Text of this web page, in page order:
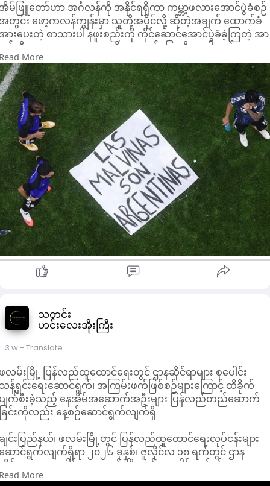
မ်ဖြူတော်ဟာ အင်္ဂလန်ကို အနိုင်ရရှိကာ ကမ္ဘာ့ဖလားအောင်ပွဲခံစဉ်
တွင်း ဖော့ကလန်ကျွန်းမှာ သူတို့အပိုင်လို့ ဆိုတဲ့အချက် ထောက်ခံ
ားပေးတဲ့ စာသားပါ နဖူးစည်းကို ကိုင်ဆောင်အောင်ပွဲခံခဲ့ကြတဲ့ အာ
ျင်တီးနားကစားသမားများကို ကာကွယ်ပြောဆိုလာပါတယ်။
ာဂျင်တီးနားဟာ ဘောလုံးပွဲတွင် နိုင်ငံရေးထုတ်ပြန်ကြေညာချက်
ြုလုပ်လာမှုနှင့်အတူ ယင်းအဖြစ်အပျက်အတွက် ဖီဖာရဲ့စုံစမ်း
စ်ဆေးခြင်းခံနေရပြီး အရေးယူခြင်းခံလာရဖို့ရှိနေပါတယ်။
စားသမားများရဲ့ လုပ်ရပ်မှားသလားလို့ မေးမြန်းလာချိန်မှာတော့
House Fifa အကြီးအကဲအင်ဒရူးဂူလီယန်နီက အာဂျင်တီးနား
သင်းအနေဖြင့် အမေရိကန်တွင် ယင်းသို့ ကြေညာချက်မျိုး ထုတ်
ြန်တာ လုပ်ပိုင်ခွင့် ရှိကြောင်း ပြောကြားလာတာပါ။
ဖက်တွင် ဒေါင်းနင်းလမ်းက ဖီဖာရဲ့ ယင်းအဖြစ်အပျက်အား စုံစမ်း
စ်ဆေးမှု ပြုလုပ်ရေး တောင်းဆိုနေချိန်တွင် အိမ်ဖြူတော်က
င်းသို့ ပြောဆိုလာမှုနှင့်အတူ ယင်းအဖြစ်အပျက်နှင့်ပတ်သက်ပြီး
ောက်ထပ် ပွတ်တိုက်မှု ရှိလာနိုင်ပြီ ဖြစ်ပါတယ်။
ော့ကလန်ကျွန်းမှာ အတ္တလန္တိတ်သမုဒ္ဒရာ အနောက်တောင်ပိုင်းတွင်
ည်ရှိပြီး ဗြိတိန်နှင့် အာဂျင်တီးနားအကြား ပိုင်ဆိုင်မှု အငြင်းပွား
ြင်းခံနေရတဲ့ကျွန်းပါ။
ော့ကလန်ကျွန်းနှင့်ပတ်သက်ပြီး အာဂျင်တီးနားနှင့် အင်္ဂလန်တို့
၉၈၂ ခုနှစ်တုန်းက ၇၄ ရက်တိုင်တိုင် စစ်ပွဲဆင်နွဲခဲ့ပြီး အင်္ဂလန်က
နိုင်ရရှိခဲ့ပါတယ်။
ါ့အပြင် ၂၀၁၃ ခုနှစ်တုန်းက ဖော့ကလန်ကျွန်းပြည်သူများအနေဖြင့်
ေးချယ်မှု ပြုလုပ်ရာတွင် မဲပေးသူ ၁၅၁၇ ဦး ရှိရာတွင် ၁၅၁၃ ဦးက
ောက်ခံမဲပေးခဲ့ပြီး ၃ ဦးကသာ ကန့်ကွက်မဲပေးခဲ့ပါတယ်။
More
သတင်း
ဟင်းလေးအိုးကြီး
3 w- Translate
လမ်းမြို့ ပြန်လည်ထူထောင်ရေးတွင် ဌာနဆိုင်ရာများ စုပေါင်း
န့်ရှင်းရေးဆောင်ရွက်၊ အကြမ်းဖက်ဖြစ်စဉ်များကြောင့် ထိခိုက်
ျက်စီးခဲ့သည့် နေအိမ်အဆောက်အဦးများ ပြန်လည်တည်ဆောက်
ြင်းကိုလည်း နေ့စဉ်ဆောင်ရွက်လျက်ရှိ
ျင်းပြည်နယ်၊ ဖလမ်းမြို့တွင် ပြန်လည်ထူထောင်ရေးလုပ်ငန်းများ
ောင်ရွက်လျက်ရှိရာ ၂၀၂၆ ခုနှစ်၊ ဇူလိုင်လ ၁၈ ရက်တွင် ဌာန
င်ရာများ ပူးပေါင်းကာ ဖလမ်းမြို့တွင်း စုပေါင်းသန့်ရှင်းရေး
ောင်ရွက်ကြကြောင်း သိရသည်။
More